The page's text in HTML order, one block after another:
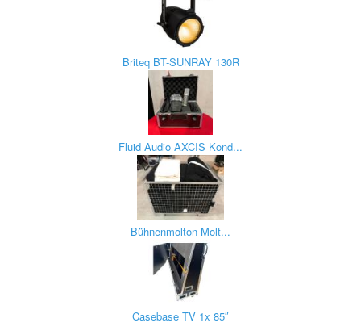
Briteq BT-SUNRAY 130R
Fluid Audio AXCIS Kond...
Bühnenmolton Molt...
Casebase TV 1x 85″